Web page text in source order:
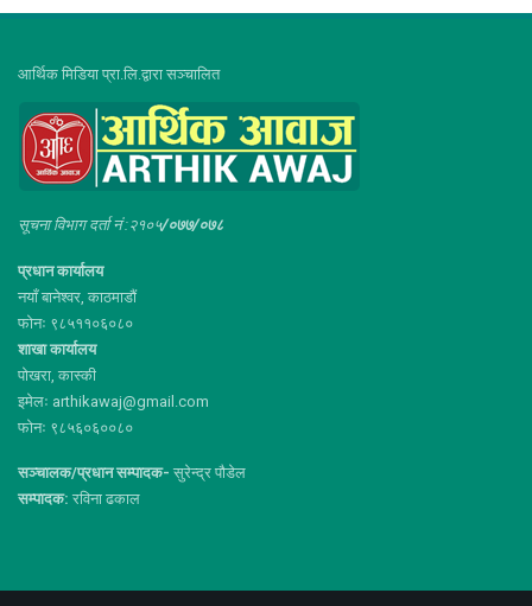
आर्थिक मिडिया प्रा.लि.द्वारा सञ्चालित
सूचना विभाग दर्ता नं :२१०५/०७७/०७८
प्रधान कार्यालय
नयाँ बानेश्वर, काठमाडौं
फोनः ९८५११०६०८०
शाखा कार्यालय
पोखरा, कास्की
इमेलः arthikawaj@gmail.com
फोनः ९८५६०६००८०
सञ्चालक/प्रधान सम्पादक- सुरेन्द्र पौडेल
सम्पादक: रविना ढकाल